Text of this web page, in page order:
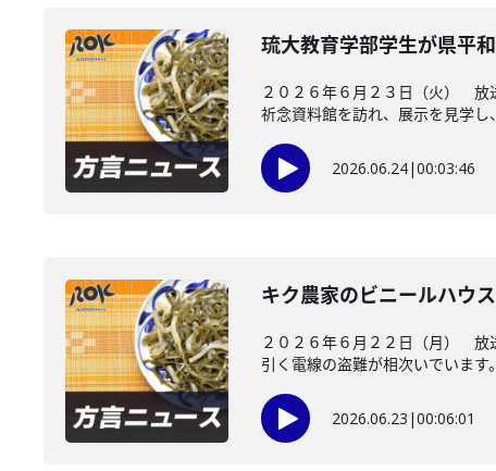
琉大教育学部学生が県平
２０２６年６月２３日（火） 放
祈念資料館を訪れ、展示を見学し
2026.06.24|00:03:46
キク農家のビニールハウ
２０２６年６月２２日（月） 放
引く電線の盗難が相次いでいます
2026.06.23 |00:06:01